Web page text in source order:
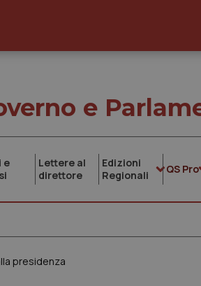
e
e
Lettere al
direttore
Edizioni
Regionali
QS Pro
presidenza